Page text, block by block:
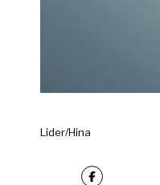
Lider/Hina